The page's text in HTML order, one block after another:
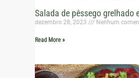
Salada de pêssego grelhado
dezembro 28, 2023 Nenhum
Read More »